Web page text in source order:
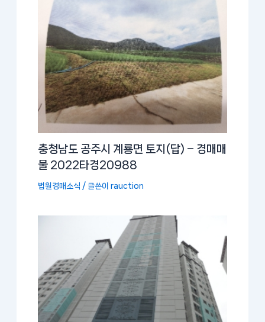
충청남도 공주시 계룡면 토지(답) – 경매매
물 2022타경20988
법원경매소식 / 글쓴이rauction